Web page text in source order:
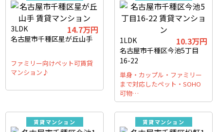
3LDK 14.7万円
名古屋市千種区星が丘山手
ファミリー向けペット可賃貸
マンション♪
1LDK 10.3万円
名古屋市千種区今池5丁目
16-22
単身・カップル・ファミリー
まで対応したペット・SOHO
可物…
賃貸マンション 賃貸マンション